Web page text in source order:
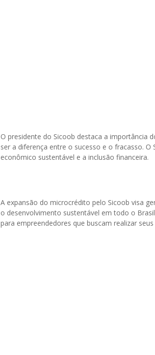
O presidente do Sicoob destaca a importância
ser a diferença entre o sucesso e o fracasso.
econômico sustentável e a inclusão financeira.
A expansão do microcrédito pelo Sicoob visa
o desenvolvimento sustentável em todo o
para empreendedores que buscam realizar